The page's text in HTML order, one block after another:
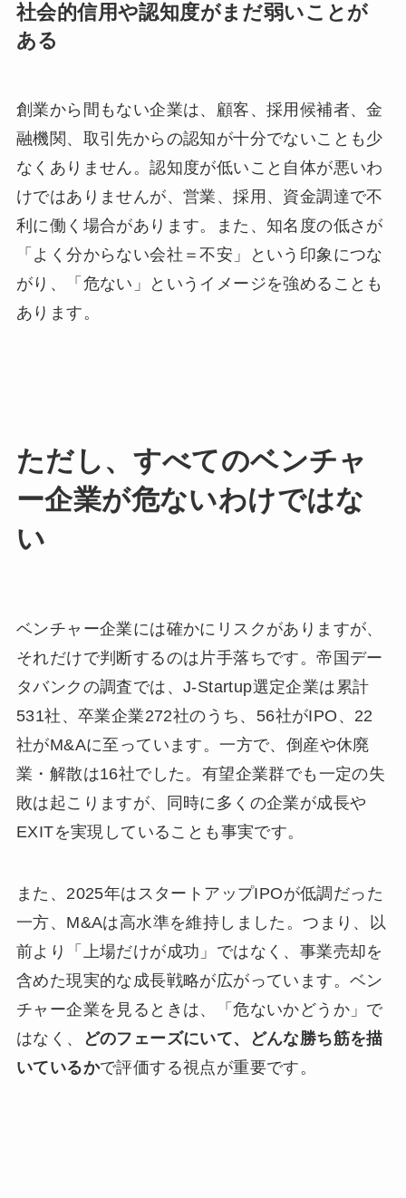
社会的信用や認知度がまだ弱いことが
ある
創業から間もない企業は、顧客、採用候補者、金
融機関、取引先からの認知が十分でないことも少
なくありません。認知度が低いこと自体が悪いわ
けではありませんが、営業、採用、資金調達で不
利に働く場合があります。また、知名度の低さが
「よく分からない会社＝不安」という印象につな
がり、「危ない」というイメージを強めることも
あります。
ただし、すべてのベンチャ
ー企業が危ないわけではな
い
ベンチャー企業には確かにリスクがありますが、
それだけで判断するのは片手落ちです。帝国デー
タバンクの調査では、J-Startup選定企業は累計
531社、卒業企業272社のうち、56社がIPO、22
社がM&Aに至っています。一方で、倒産や休廃
業・解散は16社でした。有望企業群でも一定の失
敗は起こりますが、同時に多くの企業が成長や
EXITを実現していることも事実です。
また、2025年はスタートアップIPOが低調だった
一方、M&Aは高水準を維持しました。つまり、以
前より「上場だけが成功」ではなく、事業売却を
含めた現実的な成長戦略が広がっています。ベン
チャー企業を見るときは、「危ないかどうか」で
はなく、
どのフェーズにいて、どんな勝ち筋を描
いているかで評価する視点が重要です。